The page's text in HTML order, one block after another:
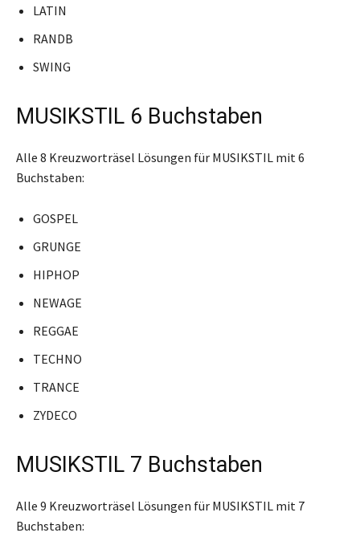
LATIN
RANDB
SWING
MUSIKSTIL 6 Buchstaben
Alle 8 Kreuzworträsel Lösungen für MUSIKSTIL mit 6
Buchstaben:
GOSPEL
GRUNGE
HIPHOP
NEWAGE
REGGAE
TECHNO
TRANCE
ZYDECO
MUSIKSTIL 7 Buchstaben
Alle 9 Kreuzworträsel Lösungen für MUSIKSTIL mit 7
Buchstaben: